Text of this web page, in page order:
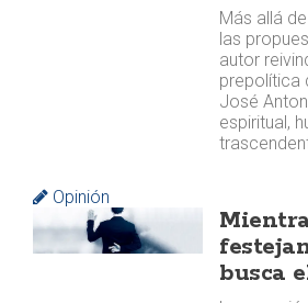
Más allá
las
autor
prepolítica
José
espiritual,
Opinión
busca